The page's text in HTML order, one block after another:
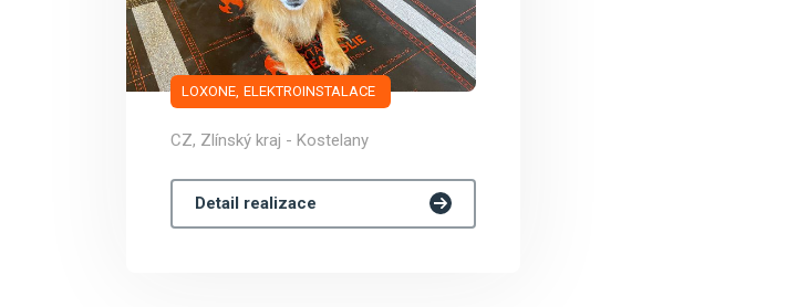
LOXONE ELEKTROINSTALACE
CZ, Zlínský kraj - Kostelany
Detail realizace